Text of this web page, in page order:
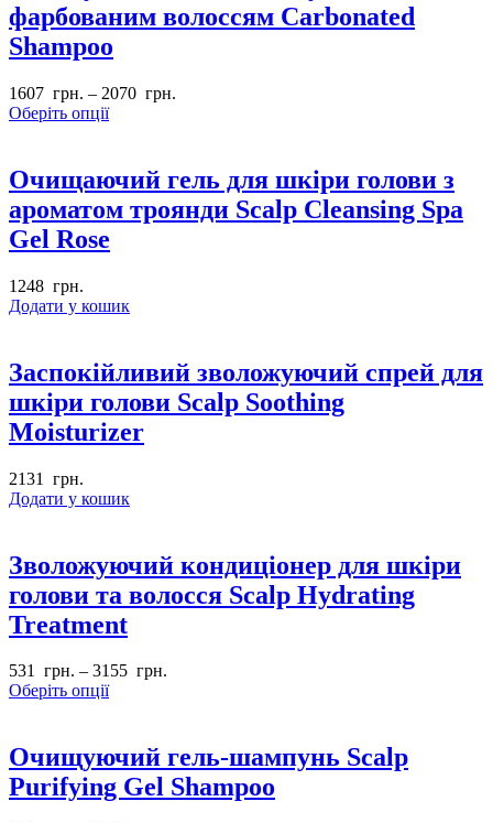
фарбованим волоссям Carbonated
Shampoo
1607 грн. – 2070 грн.
Оберіть опції
Очищаючий гель для шкіри голови з
ароматом троянди Scalp Cleansing Spa
Gel Rose
1248 грн.
Додати у кошик
Заспокійливий зволожуючий спрей для
шкіри голови Scalp Soothing
Moisturizer
2131
грн.
Додати у кошик
Зволожуючий кондиціонер для шкіри
голови та волосся Scalp Hydrating
Treatment
531 грн. – 3155 грн.
Оберіть опції
Очищуючий гель-шампунь Scalp
Purifying Gel Shampoo